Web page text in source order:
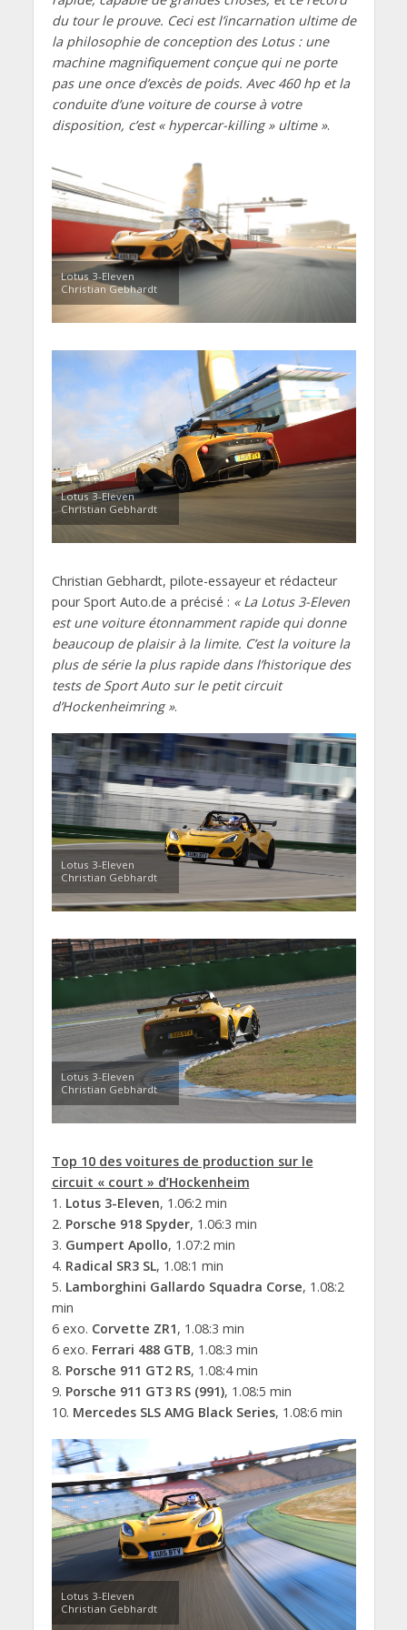
du tour le prouve. Ceci est l’incarnation ultime de
la philosophie de conception des Lotus : une
machine magnifiquement conçue qui ne porte
pas une once d’excès de poids. Avec 460 hp et la
conduite d’une voiture de course à votre
disposition, c’est « hypercar-killing » ultime ».
Lotus 3-Eleven
Christian Gebhardt
Lotus 3-Eleven
Christian Gebhardt
Christian Gebhardt, pilote-essayeur et rédacteur
pour Sport Auto.de a précisé : « La Lotus 3-Eleven
est une voiture étonnamment rapide qui donne
beaucoup de plaisir à la limite. C’est la voiture la
plus de série la plus rapide dans l’historique des
tests de Sport Auto sur le petit circuit
d’Hockenheimring ».
Lotus 3-Eleven
Christian Gebhardt
Lotus 3-Eleven
Christian Gebhardt
Top 10 des voitures de production sur le
circuit « court » d’Hockenheim
1. Lotus 3-Eleven, 1.06:2 min
2. Porsche 918 Spyder, 1.06:3 min
3. Gumpert Apollo, 1.07:2 min
4. Radical SR3 SL, 1.08:1 min
5. Lamborghini Gallardo Squadra Corse, 1.08:2
min
6 exo. Corvette ZR1, 1.08:3 min
6 exo. Ferrari 488 GTB, 1.08:3 min
8. Porsche 911 GT2 RS, 1.08:4 min
9. Porsche 911 GT3 RS (991), 1.08:5 min
10. Mercedes SLS AMG Black Series, 1.08:6 min
Lotus 3-Eleven
Christian Gebhardt